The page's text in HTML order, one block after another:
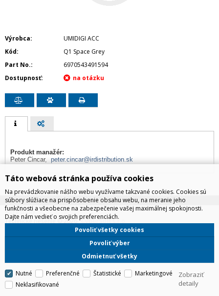
Výrobca
UMIDIGI ACC
Kód
Q1 Space Grey
Part No.
6970543491594
Dostupnosť
Produkt manažér:
Peter Cincar, peter.cincar@irdistribution.sk
IRD Eshop
Technické riešenie © 2026 CyberSoft s.r.o.
Táto webová stránka používa cookies
Na prevádzkovanie nášho webu využívame takzvané cookies. Cookies sú
súbory slúžiace na prispôsobenie obsahu webu, na meranie jeho
funkčnosti a všeobecne na zabezpečenie vašej maximálnej spokojnosti.
Dajte nám vedieť o svojich preferenciách.
Odmietnuť všetky
Povoliť výber
Povoliť všetky cookies
Nutné Preferenčné Štatistické
Marketingové
Neklasifikované
Zobraziť
detaily